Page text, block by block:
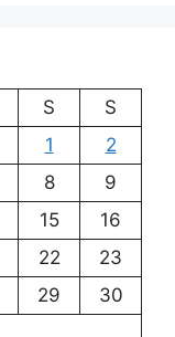
S
S
1
2
8
9
15
16
22
23
29
30